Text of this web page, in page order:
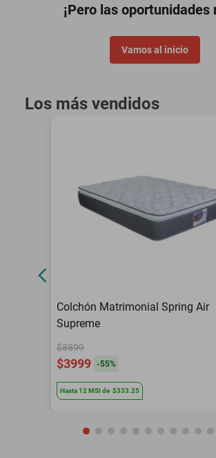
¡Pero las oportunidades
Vamos al inicio
Los más vendidos
Colchón Matrimonial Spring Air
Supreme
$8899
$3999 -55%
Hasta12 MSIde $333.25
minisplit